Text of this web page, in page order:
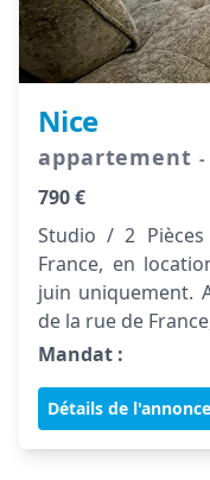
Nice
appartement -
790 €
Studio / 2
France, en
juin uniquement.
de la rue de
Mandat :
Détails de l'annonce